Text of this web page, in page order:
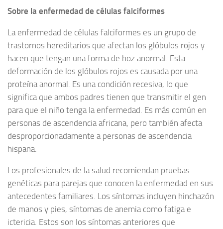
Sobre la enfermedad de células falciformes
La enfermedad de células falciformes es un grupo de
trastornos hereditarios que afectan los glóbulos rojos y
hacen que tengan una forma de hoz anormal. Esta
deformación de los glóbulos rojos es causada por una
proteína anormal. Es una condición recesiva, lo que
significa que ambos padres tienen que transmitir el gen
para que el niño tenga la enfermedad. Es más común en
personas de ascendencia africana, pero también afecta
desproporcionadamente a personas de ascendencia
hispana.
Los profesionales de la salud recomiendan pruebas
genéticas para parejas que conocen la enfermedad en sus
antecedentes familiares. Los síntomas incluyen hinchazón
de manos y pies, síntomas de anemia como fatiga e
ictericia. Estos son los síntomas anteriores que